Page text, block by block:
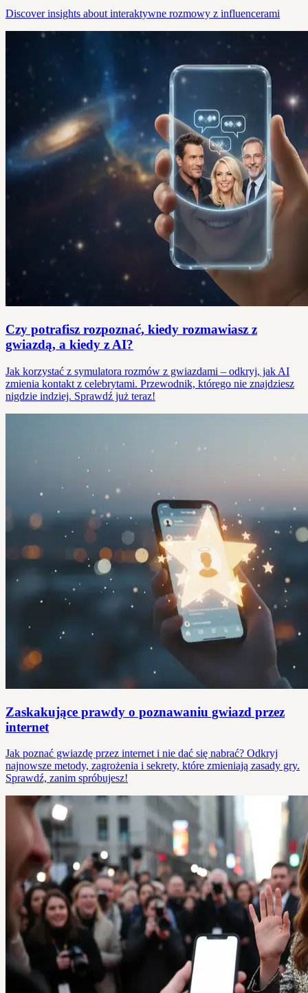
Discover insights about interaktywne rozmowy z influencerami
Czy potrafisz rozpoznać, kiedy rozmawiasz z
gwiazdą, a kiedy z AI?
Jak korzystać z symulatora rozmów z gwiazdami – odkryj, jak AI
zmienia kontakt z celebrytami. Przewodnik, którego nie znajdziesz
nigdzie indziej. Sprawdź już teraz!
Zaskakujące prawdy o poznawaniu gwiazd przez
internet
Jak poznać gwiazdę przez internet i nie dać się nabrać? Odkryj
najnowsze metody, zagrożenia i sekrety, które zmieniają zasady gry.
Sprawdź, zanim spróbujesz!